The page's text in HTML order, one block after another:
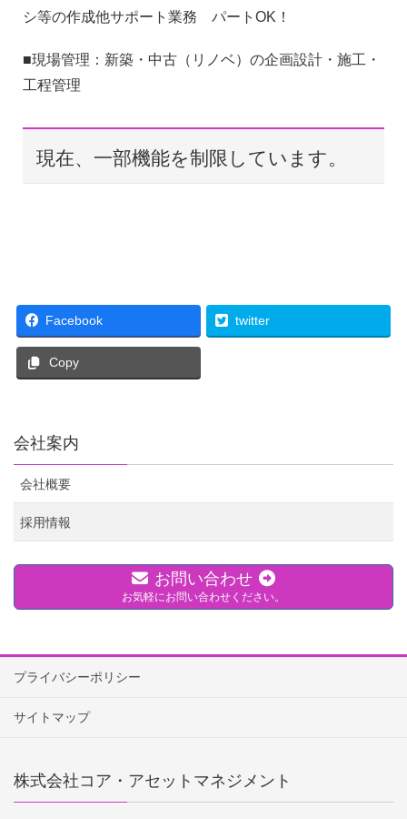
シ等の作成他サポート業務 パートOK！
■現場管理：新築・中古（リノベ）の企画設計・施工・
工程管理
現在、一部機能を制限しています。
Facebook twitter
Copy
会社案内
会社概要
採用情報
お問い合わせ
お気軽にお問い合わせください。
プライバシーポリシー
サイトマップ
株式会社コア・アセットマネジメント